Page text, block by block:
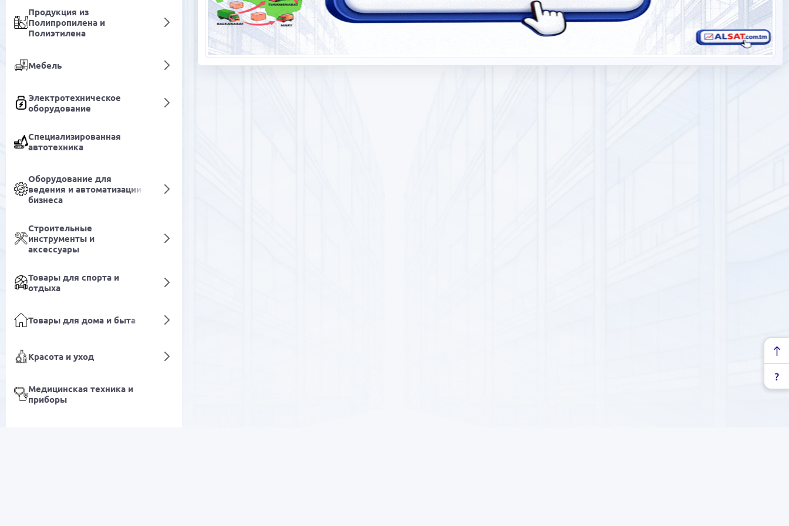
Продукция из
Полипропилена и
Полиэтилена
Мебель
Электротехническое
оборудование
Специализированная
автотехника
Оборудование для
ведения и автоматизации
бизнеса
Строительные
инструменты и
аксессуары
Товары для спорта и
отдыха
Товары для дома и быта
Красота и уход
Медицинская техника и
приборы